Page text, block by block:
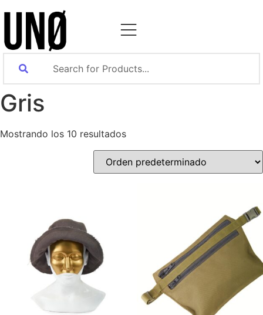
Gris
Mostrando los 10 resultados